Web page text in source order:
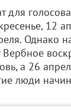
для
12
Однако
а 26
люди